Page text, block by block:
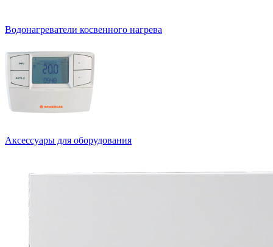
Водонагреватели косвенного нагрева
Аксессуары для оборудования